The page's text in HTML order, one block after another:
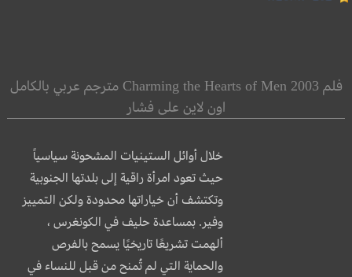
فلم Charming the Hearts of Men 2003 مترجم عربي بالكامل
اون لاين على فشار
خلال أوائل الستينيات المشحونة سياسياً
حيث تعود امرأة راقية إلى بلدتها الجنوبية
وتكتشف أن خياراتها محدودة ولكن التمييز
وفير. بمساعدة حليف في الكونغرس ،
ألهمت تشريعًا تاريخيًا يسمح بالفرص
والحماية التي لم تُمنح من قبل للنساء في